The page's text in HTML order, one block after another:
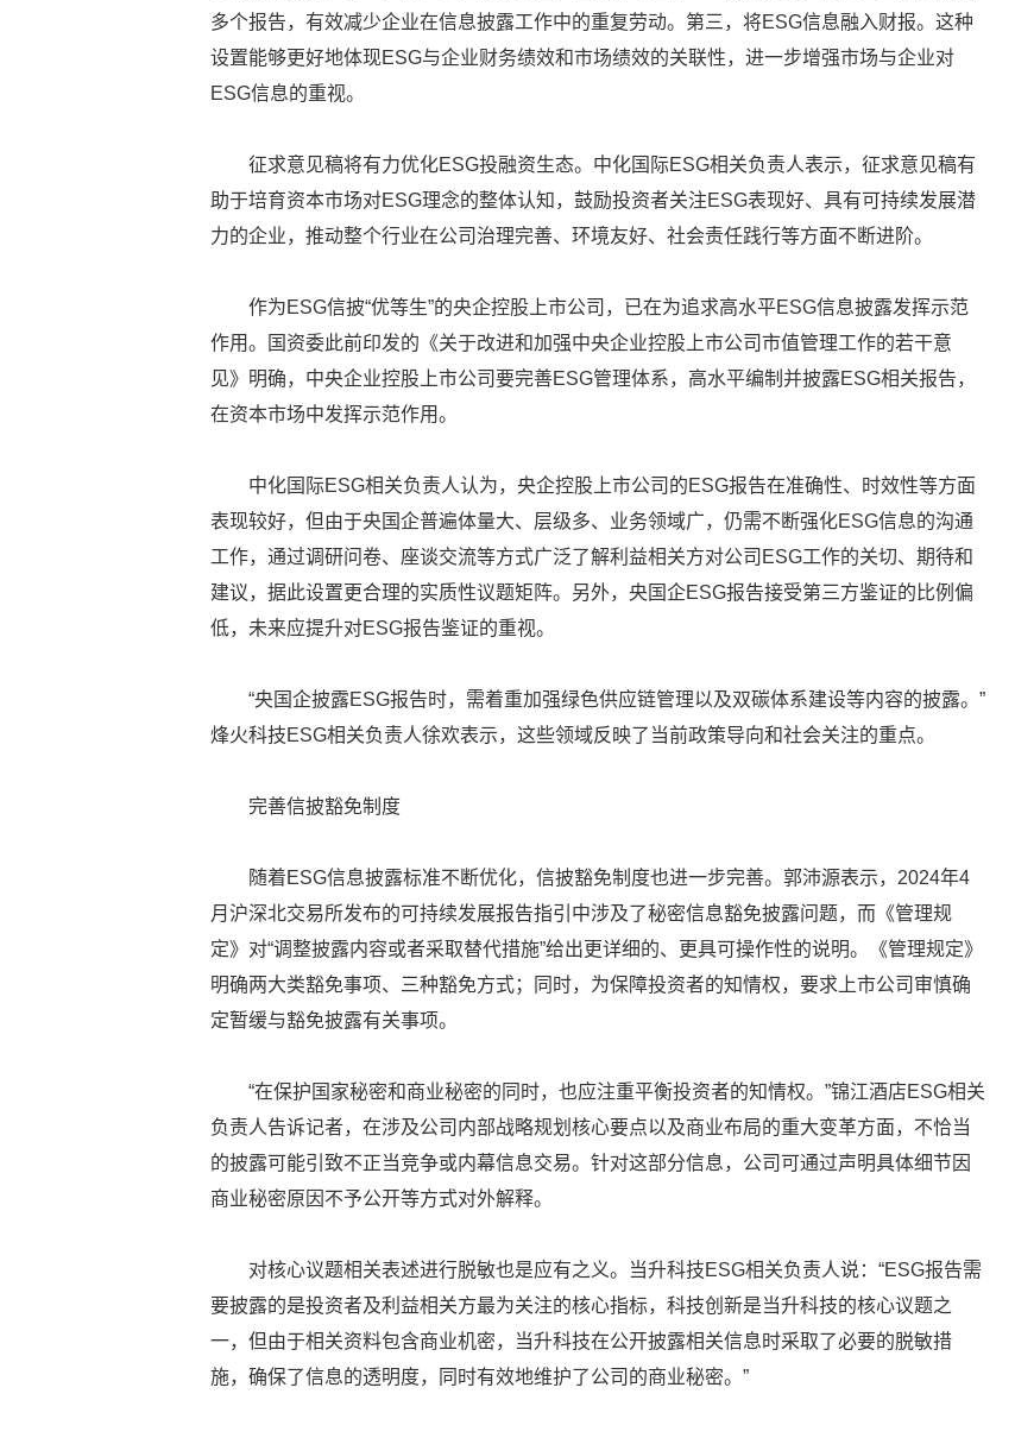
多个报告，有效减少企业在信息披露工作中的重复劳动。第三，将ESG信息融入财报。这种
设置能够更好地体现ESG与企业财务绩效和市场绩效的关联性，进一步增强市场与企业对
ESG信息的重视。
征求意见稿将有力优化ESG投融资生态。中化国际ESG相关负责人表示，征求意见稿有
助于培育资本市场对ESG理念的整体认知，鼓励投资者关注ESG表现好、具有可持续发展潜
力的企业，推动整个行业在公司治理完善、环境友好、社会责任践行等方面不断进阶。
作为ESG信披“优等生”的央企控股上市公司，已在为追求高水平ESG信息披露发挥示范
作用。国资委此前印发的《关于改进和加强中央企业控股上市公司市值管理工作的若干意
见》明确，中央企业控股上市公司要完善ESG管理体系，高水平编制并披露ESG相关报告，
在资本市场中发挥示范作用。
中化国际ESG相关负责人认为，央企控股上市公司的ESG报告在准确性、时效性等方面
表现较好，但由于央国企普遍体量大、层级多、业务领域广，仍需不断强化ESG信息的沟通
工作，通过调研问卷、座谈交流等方式广泛了解利益相关方对公司ESG工作的关切、期待和
建议，据此设置更合理的实质性议题矩阵。另外，央国企ESG报告接受第三方鉴证的比例偏
低，未来应提升对ESG报告鉴证的重视。
“央国企披露ESG报告时，需着重加强绿色供应链管理以及双碳体系建设等内容的披露。”
烽火科技ESG相关负责人徐欢表示，这些领域反映了当前政策导向和社会关注的重点。
完善信披豁免制度
随着ESG信息披露标准不断优化，信披豁免制度也进一步完善。郭沛源表示，2024年4
月沪深北交易所发布的可持续发展报告指引中涉及了秘密信息豁免披露问题，而《管理规
定》对“调整披露内容或者采取替代措施”给出更详细的、更具可操作性的说明。《管理规定》
明确两大类豁免事项、三种豁免方式；同时，为保障投资者的知情权，要求上市公司审慎确
定暂缓与豁免披露有关事项。
“在保护国家秘密和商业秘密的同时，也应注重平衡投资者的知情权。”锦江酒店ESG相关
负责人告诉记者，在涉及公司内部战略规划核心要点以及商业布局的重大变革方面，不恰当
的披露可能引致不正当竞争或内幕信息交易。针对这部分信息，公司可通过声明具体细节因
商业秘密原因不予公开等方式对外解释。
对核心议题相关表述进行脱敏也是应有之义。当升科技ESG相关负责人说：“ESG报告需
要披露的是投资者及利益相关方最为关注的核心指标，科技创新是当升科技的核心议题之
一，但由于相关资料包含商业机密，当升科技在公开披露相关信息时采取了必要的脱敏措
施，确保了信息的透明度，同时有效地维护了公司的商业秘密。”